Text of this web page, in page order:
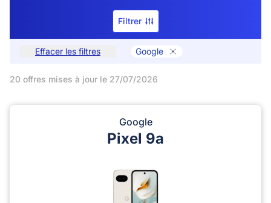
Filtrer
Effacer les filtres Google
20 offres mises à jour le 27/07/2026
Google
Pixel 9a